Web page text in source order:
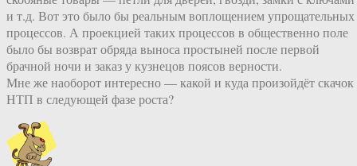
и т.д. Вот это было бы реальным воплощением упрощательных
процессов. А проекцией таких процессов в общественно поле
было бы возврат обряда выноса простыней после первой
брачной ночи и заказ у кузнецов поясов верности.
Мне же наоборот интересно — какой и куда произойдёт скачок
НТП в следующей фазе роста?